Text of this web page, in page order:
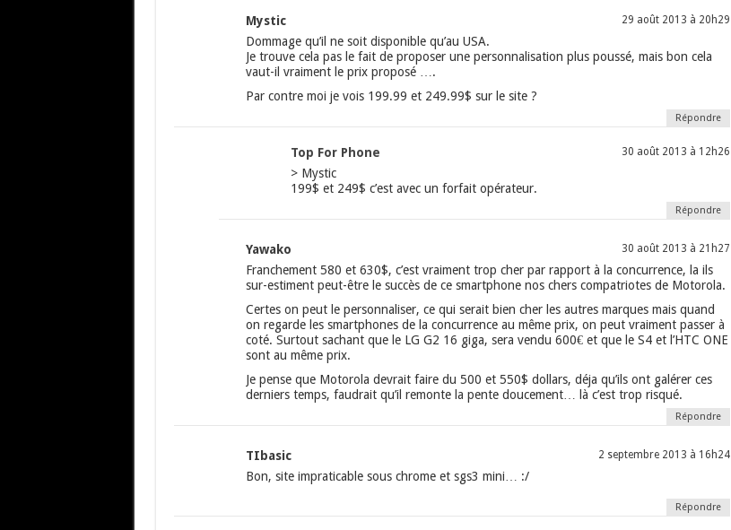
Mystic 29 août 2013 à 20h29
Dommage qu’il ne soit disponible qu’au USA.
Je trouve cela pas le fait de proposer une personnalisation plus poussé, mais bon cela
vaut-il vraiment le prix proposé ….
Par contre moi je vois 199.99 et 249.99$ sur le site ?
Répondre
Top For Phone 30 août 2013 à 12h26
> Mystic
199$ et 249$ c’est avec un forfait opérateur.
Répondre
Yawako 30 août 2013 à 21h27
Franchement 580 et 630$, c’est vraiment trop cher par rapport à la concurrence, la ils
sur-estiment peut-être le succès de ce smartphone nos chers compatriotes de Motorola.
Certes on peut le personnaliser, ce qui serait bien cher les autres marques mais quand
on regarde les smartphones de la concurrence au même prix, on peut vraiment passer à
coté. Surtout sachant que le LG G2 16 giga, sera vendu 600€ et que le S4 et l’HTC ONE
sont au même prix.
Je pense que Motorola devrait faire du 500 et 550$ dollars, déja qu’ils ont galérer ces
derniers temps, faudrait qu’il remonte la pente doucement… là c’est trop risqué.
Répondre
TIbasic 2 septembre 2013 à 16h24
Bon, site impraticable sous chrome et sgs3 mini… :/
Répondre